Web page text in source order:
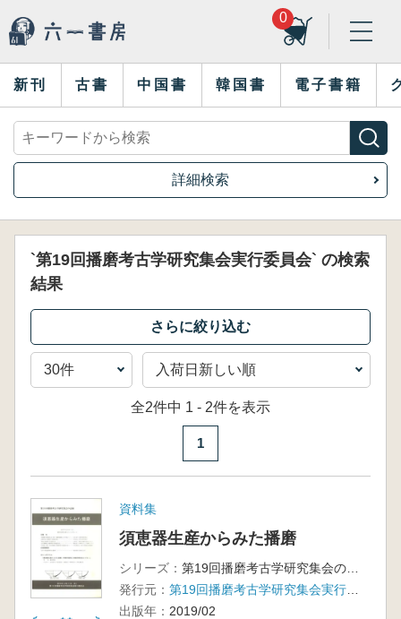
0
新刊 古書 中国書 韓国書 電子書籍
詳細検索
`第19回播磨考古学研究集会実行委員会` の検索
結果
全2件中 1 - 2件を表示
1
資料集
須恵器生産からみた播磨
シリーズ：
第19回播磨考古学研究集会の記録
発行元：
第19回播磨考古学研究集会実行委員会
出版年： 2019/02